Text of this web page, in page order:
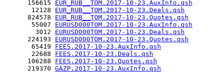
      156615
EUR_RUB__TOM.2017-10-23.AuxInfo.qsh
       12128
EUR_RUB__TOM.2017-10-23.Deals.qsh
      824578
EUR_RUB__TOM.2017-10-23.Quotes.qsh
       55007
EURUSD000TOM.2017-10-23.AuxInfo.qsh
        3012
EURUSD000TOM.2017-10-23.Deals.qsh
      224193
EURUSD000TOM.2017-10-23.Quotes.qsh
       65419
FEES.2017-10-23.AuxInfo.qsh
       22688
FEES.2017-10-23.Deals.qsh
      106288
FEES.2017-10-23.Quotes.qsh
      219370
GAZP.2017-10-23.AuxInfo.qsh